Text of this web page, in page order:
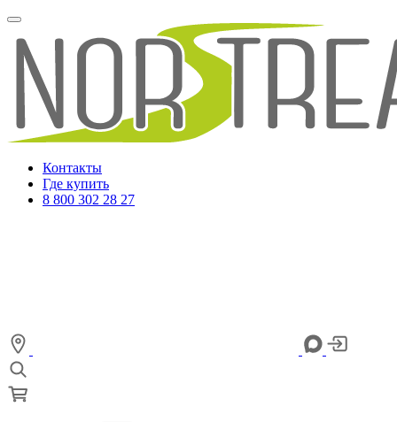
Контакты
Где купить
8 800 302 28 27